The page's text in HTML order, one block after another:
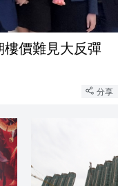
樓價難見大反彈
分享